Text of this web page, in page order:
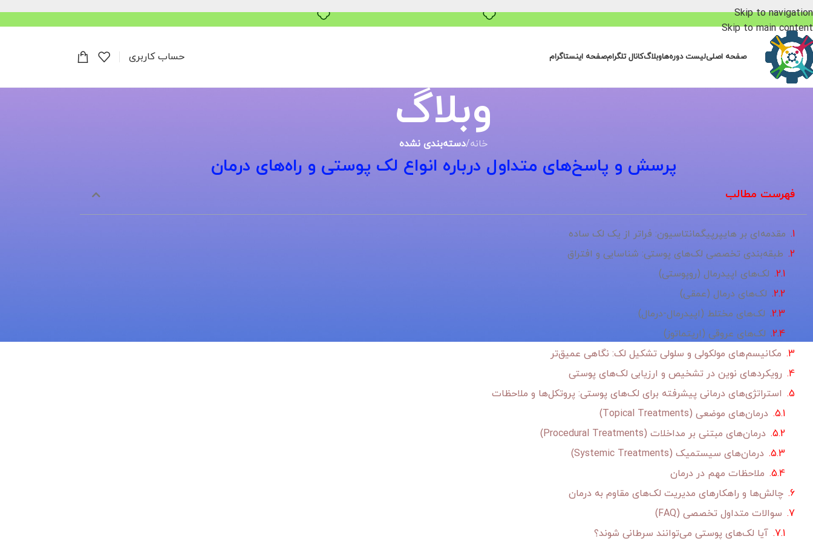
Skip to navigation
Skip to main content
صفحه اصلیلیست دوره‌هاوبلاگکانال تلگرامصفحه اینستاگرام حساب کاربری
وبلاگ
خانه/دسته‌بندی نشده
پرسش و پاسخ‌های متداول درباره انواع لک پوستی و راه‌های درمان
فهرست مطالب
مقدمه‌ای بر هایپرپیگمانتاسیون: فراتر از یک لک ساده
طبقه‌بندی تخصصی لک‌های پوستی: شناسایی و افتراق
لک‌های اپیدرمال (روپوستی)
لک‌های درمال (عمقی)
لک‌های مختلط (اپیدرمال-درمال)
لک‌های عروقی (اریتماتوز)
مکانیسم‌های مولکولی و سلولی تشکیل لک: نگاهی عمیق‌تر
رویکردهای نوین در تشخیص و ارزیابی لک‌های پوستی
استراتژی‌های درمانی پیشرفته برای لک‌های پوستی: پروتکل‌ها و ملاحظات
درمان‌های موضعی (Topical Treatments)
درمان‌های مبتنی بر مداخلات (Procedural Treatments)
درمان‌های سیستمیک (Systemic Treatments)
ملاحظات مهم در درمان
چالش‌ها و راهکارهای مدیریت لک‌های مقاوم به درمان
سوالات متداول تخصصی (FAQ)
آیا لک‌های پوستی می‌توانند سرطانی شوند؟